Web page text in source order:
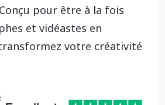
pour être à la fois
et vidéastes en
votre créativité